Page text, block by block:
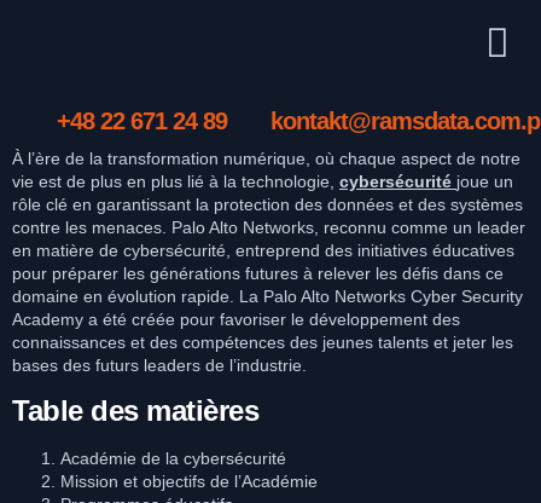
+48 22 671 24 89
À l’ère de la transformation numérique, où chaque aspect de notre
vie est de plus en plus lié à la technologie, cybersécurité joue un
rôle clé en garantissant la protection des données et des systèmes
contre les menaces. Palo Alto Networks, reconnu comme un leader
en matière de cybersécurité, entreprend des initiatives éducatives
pour préparer les générations futures à relever les défis dans ce
domaine en évolution rapide. La Palo Alto Networks Cyber Security
Academy a été créée pour favoriser le développement des
connaissances et des compétences des jeunes talents et jeter les
bases des futurs leaders de l’industrie.
Table des matières
Académie de la cybersécurité
Mission et objectifs de l’Académie